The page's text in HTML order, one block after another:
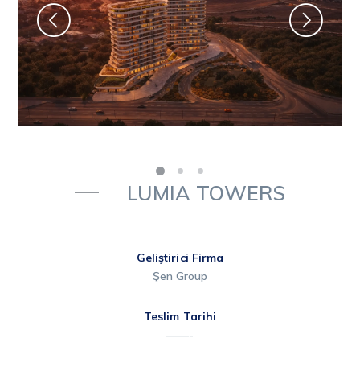
LUMIA TOWERS
Geliştirici Firma
Şen Group
Teslim Tarihi
——-